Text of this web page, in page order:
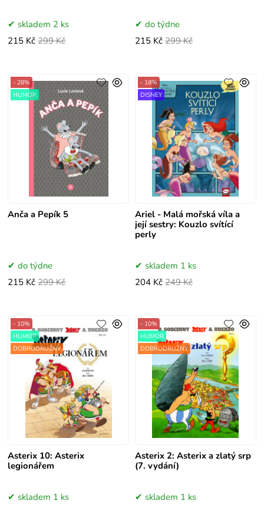
skladem 2 ks
215 Kč 299 Kč
do týdne
215 Kč 299 Kč
Anča a Pepík 5
- 28%
HUMOR
do týdne
215 Kč 299 Kč
Ariel - Malá mořská víla a
její sestry: Kouzlo svítící
perly
- 18%
DISNEY
skladem 1 ks
204 Kč 249 Kč
Asterix 10: Asterix
legionářem
- 10%
HUMOR
DOBRODRUŽNÝ
skladem 1 ks
Asterix 2: Asterix a zlatý srp
(7. vydání)
- 10%
HUMOR
DOBRODRUŽNÝ
skladem 1 ks